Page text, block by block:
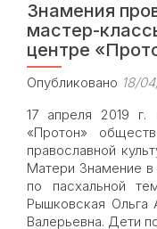
Знамения
мастер-
центре
Опубликовано 18/
17 апреля 2019 г.
«Протон»
православной
Матери Знамение
по пасхальной
Рышковская Ольга
Валерьевна. Дети